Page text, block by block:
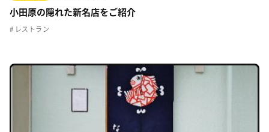
小田原の隠れた新名店をご紹介
レストラン